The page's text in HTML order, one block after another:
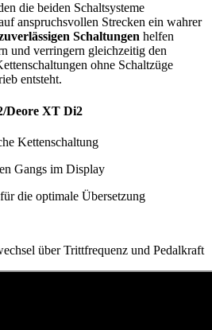
die beiden Schaltsysteme
anspruchsvollen Strecken ein wahrer
Schaltungen helfen
und verringern gleichzeitig den
ohne Schaltzüge
entsteht.
Deore XT Di2
Kettenschaltung
Gangs im Display
die optimale Übersetzung
über Trittfrequenz und Pedalkraft